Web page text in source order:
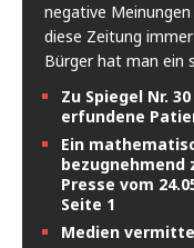
negative
diese Zeitung
Bürger hat man ein
Zu Spiegel Nr.
erfundene
Ein
bezugnehmend
Presse vom
Seite 1
Medien